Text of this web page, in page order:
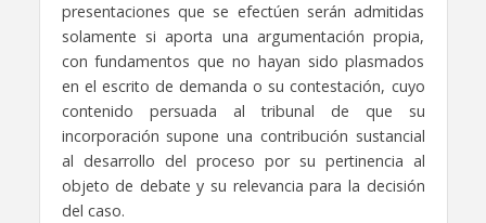
presentaciones que se efectúen serán admitidas
solamente si aporta una argumentación propia,
con fundamentos que no hayan sido plasmados
en el escrito de demanda o su contestación, cuyo
contenido persuada al tribunal de que su
incorporación supone una contribución sustancial
al desarrollo del proceso por su pertinencia al
objeto de debate y su relevancia para la decisión
del caso.